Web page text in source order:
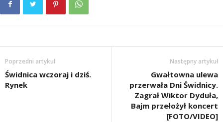
Poprzedni artykuł
Świdnica wczoraj i dziś.
Rynek
Następny artykuł
Gwałtowna ulewa
przerwała Dni Świdnicy.
Zagrał Wiktor Dyduła,
Bajm przełożył koncert
[FOTO/VIDEO]